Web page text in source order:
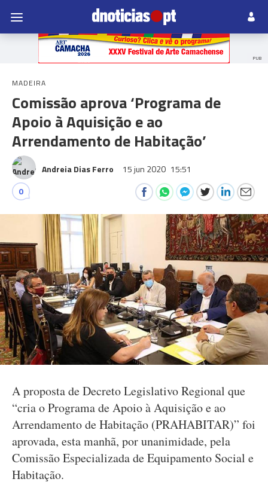
PUB
MADEIRA
Comissão aprova ‘Programa de
Apoio à Aquisição e ao
Arrendamento de Habitação’
Andreia Dias Ferro 15 jun 2020 15:51
0
A proposta de Decreto Legislativo Regional que
“cria o Programa de Apoio à Aquisição e ao
Arrendamento de Habitação (PRAHABITAR)” foi
aprovada, esta manhã, por unanimidade, pela
Comissão Especializada de Equipamento Social e
Habitação.